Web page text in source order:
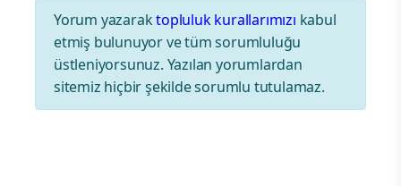
Yorum yazaraktopluluk kurallarımızı kabul
etmiş bulunuyor ve tüm sorumluluğu
üstleniyorsunuz. Yazılan yorumlardan
sitemiz hiçbir şekilde sorumlu tutulamaz.